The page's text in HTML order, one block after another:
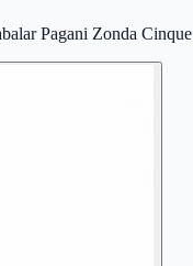
Pagani Zonda Cinque